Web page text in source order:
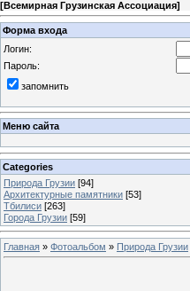
[Всемирная Грузинская Ассоциация]
Форма входа
Логин:
Пароль:
запомнить
Меню сайта
Categories
Природа Грузии [94]
Архитектурные памятники [53]
Тбилиси [263]
Города Грузии [59]
Главная » Фотоальбом » Природа Грузии